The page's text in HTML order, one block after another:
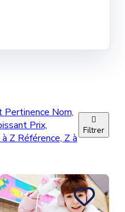
Pertinence Nom,
Prix,
Z Référence, Z à

Filtrer